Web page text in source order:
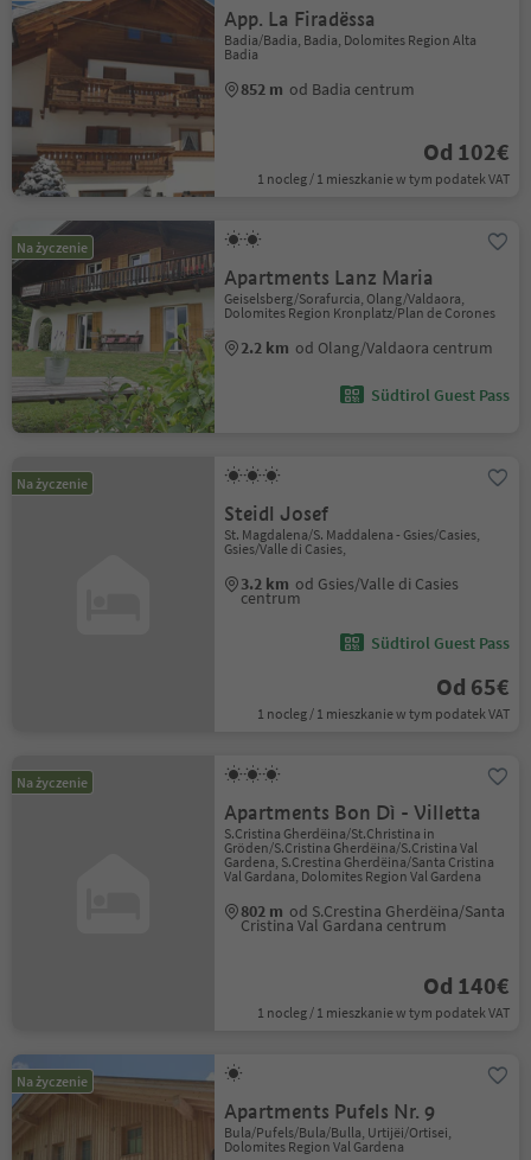
App. La Firadëssa
Badia/Badia, Badia, Dolomites Region Alta
Badia
852 m od Badia centrum
Od 102€
1 nocleg / 1 mieszkanie w tym podatek VAT
Na życzenie
Apartments Lanz Maria
Geiselsberg/Sorafurcia, Olang/Valdaora,
Dolomites Region Kronplatz/Plan de Corones
2.2 km od Olang/Valdaora centrum
Südtirol Guest Pass
Na życzenie
Steidl Josef
St. Magdalena/S. Maddalena - Gsies/Casies,
Gsies/Valle di Casies,
3.2 km od Gsies/Valle di Casies
centrum
Südtirol Guest Pass
Od 65€
1 nocleg / 1 mieszkanie w tym podatek VAT
Na życzenie
Apartments Bon Dì - Villetta
S.Cristina Gherdëina/St.Christina in
Gröden/S.Cristina Gherdëina/S.Cristina Val
Gardena, S.Crestina Gherdëina/Santa Cristina
Val Gardana, Dolomites Region Val Gardena
802 m od S.Crestina Gherdëina/Santa
Cristina Val Gardana centrum
Od 140€
1 nocleg / 1 mieszkanie w tym podatek VAT
Na życzenie
Apartments Pufels Nr. 9
Bula/Pufels/Bula/Bulla, Urtijëi/Ortisei,
Dolomites Region Val Gardena